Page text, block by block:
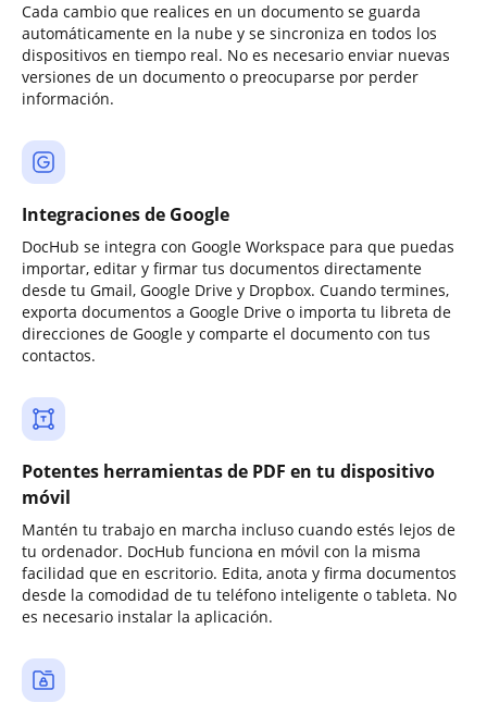
Cada cambio que realices en un documento se guarda
automáticamente en la nube y se sincroniza en todos los
dispositivos en tiempo real. No es necesario enviar nuevas
versiones de un documento o preocuparse por perder
información.
Integraciones de Google
DocHub se integra con Google Workspace para que puedas
importar, editar y firmar tus documentos directamente
desde tu Gmail, Google Drive y Dropbox. Cuando termines,
exporta documentos a Google Drive o importa tu libreta de
direcciones de Google y comparte el documento con tus
contactos.
Potentes herramientas de PDF en tu dispositivo
móvil
Mantén tu trabajo en marcha incluso cuando estés lejos de
tu ordenador. DocHub funciona en móvil con la misma
facilidad que en escritorio. Edita, anota y firma documentos
desde la comodidad de tu teléfono inteligente o tableta. No
es necesario instalar la aplicación.